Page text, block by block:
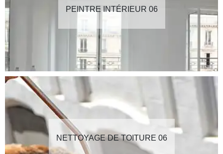
PEINTRE INTÉRIEUR 06
NETTOYAGE DE TOITURE 06